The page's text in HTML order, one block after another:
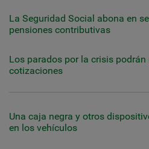
La Seguridad Social abona en
pensiones contributivas
Los parados por la crisis podrán
cotizaciones
Una caja negra y otros
en los vehículos